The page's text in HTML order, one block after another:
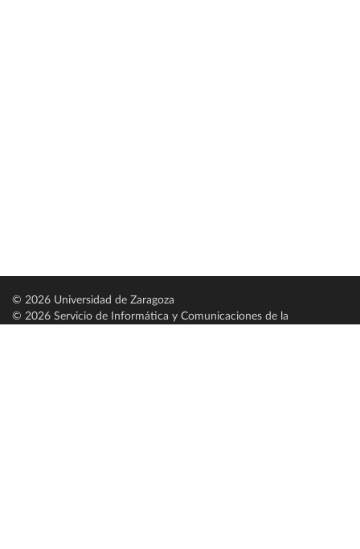
© 2026 Universidad de Zaragoza
© 2026 Servicio de Informática y Comunicaciones de la